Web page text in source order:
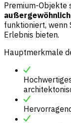
Premium-Objekte
funktioniert, wenn
Erlebnis bieten.
Hauptmerkmale